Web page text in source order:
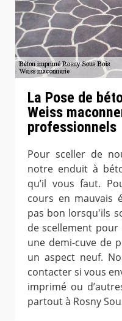
La Pose de
Weiss
professionnels
Pour sceller de
notre enduit à
qu’il vous faut.
cours en mauvais
pas bon lorsqu'ils
de scellement
une demi-cuve de
un aspect neuf.
contacter si vous
imprimé ou
partout à Rosny